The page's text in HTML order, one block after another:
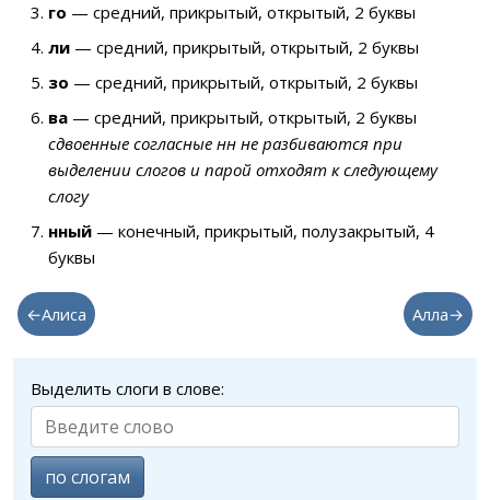
го — средний, прикрытый, открытый, 2 буквы
ли — средний, прикрытый, открытый, 2 буквы
зо — средний, прикрытый, открытый, 2 буквы
ва — средний, прикрытый, открытый, 2 буквы
сдвоенные согласные нн не разбиваются при
выделении слогов и парой отходят к следующему
слогу
нный — конечный, прикрытый, полузакрытый, 4
буквы
←Алиса Алла→
Выделить слоги в слове:
по слогам